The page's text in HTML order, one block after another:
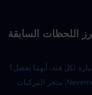
اللحظات السابقة